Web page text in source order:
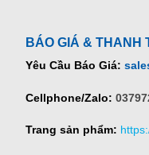
BÁO GIÁ & THANH
Yêu Cầu Báo Giá:
Cellphone/Zalo:
Trang sản phẩm: